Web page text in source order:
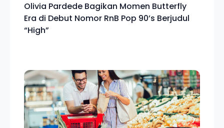
Olivia Pardede Bagikan Momen Butterfly
Era di Debut Nomor RnB Pop 90’s Berjudul
“High”